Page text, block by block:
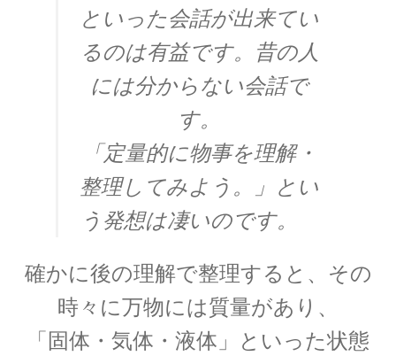
【ハーバードを首席で卒業し49歳で夭折した天
才物理学者】
‗【電子の単位を明確にして同位体
を示した優れた実験家】
J・P・ジュール
【ジュールの法則｜熱の仕事当量の数値化】
といった会話が出来てい
るのは有益です。昔の人
には分からない会話で
す。
「定量的に物事を理解・
整理してみよう。」とい
う発想は凄いのです。
確かに後の理解で整理すると、その
時々に万物には質量があり、
「固体・気体・液体」といった状態